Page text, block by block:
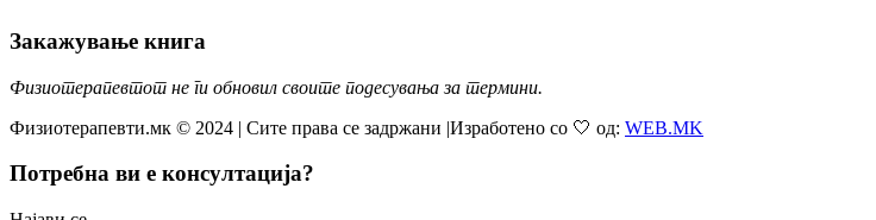
Закажување книга
Физиотерапевтот не ги обновил своите подесувања за термини.
Физиотерапевти.мк © 2024 | Сите права се задржани |Изработено со 🤍 од: WEB.MK
Потребна ви е консултација?